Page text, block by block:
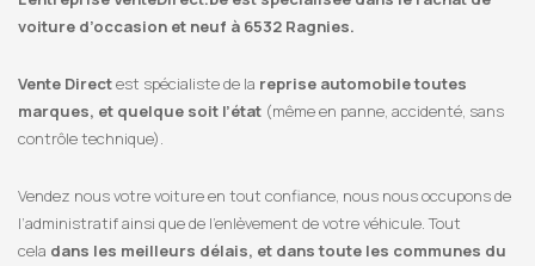
voiture d’occasion et neuf à 6532 Ragnies.
Vente Directest spécialiste de la reprise automobile toutes
marques, et quelque soit l’état (même en panne, accidenté, sans
contrôle technique).
Vendez nous votre voiture en tout confiance, nous nous occupons de
l’administratif ainsi que de l’enlèvement de votre véhicule. Tout
cela dans les meilleurs délais, et dans toute les communes du